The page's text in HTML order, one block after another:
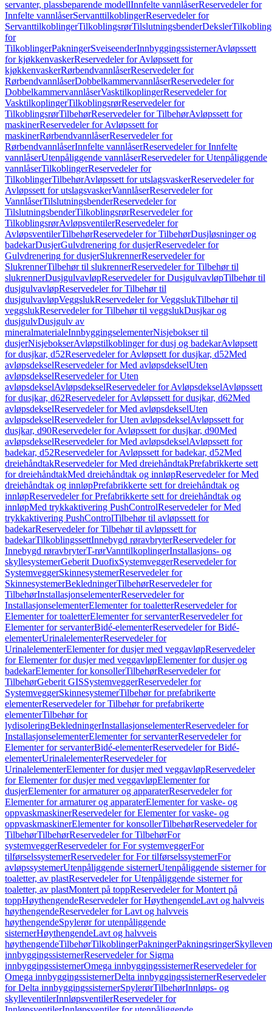
servanter, plassbeparende modellInnfelte vannlåserReservedeler for
Innfelte vannlåserServanttilkoblingerReservedeler for
ServanttilkoblingerTilkoblingsrørTilslutningsbenderDeksler
for
TilkoblingerPakningerSveiseenderInnbyggingssisternerAvløpssett
for kjøkkenvaskerReservedeler for Avløpssett for
kjøkkenvaskerRørbendvannlåserReservedeler for
RørbendvannlåserDobbelkammervannlåserReservedeler for
DobbelkammervannlåserVasktilkoplingerReservedeler for
VasktilkoplingerTilkoblingsrørReservedeler for
TilkoblingsrørTilbehørReservedeler for TilbehørAvløpssett for
maskinerReservedeler for Avløpssett for
maskinerRørbendvannlåserReservedeler for
RørbendvannlåserInnfelte vannlåserReservedeler for Innfelte
vannlåserUtenpåliggende vannlåserReservedeler for Utenpåliggende
vannlåserTilkoblingerReservedeler for
TilkoblingerTilbehørAvløpssett for utslagsvaskerReservedeler for
Avløpssett for utslagsvaskerVannlåserReservedeler for
VannlåserTilslutningsbenderReservedeler for
TilslutningsbenderTilkoblingsrørReservedeler for
TilkoblingsrørAvløpsventilerReservedeler for
AvløpsventilerTilbehørReservedeler for TilbehørDusjløsninger og
badekarDusjerGulvdrenering for dusjerReservedeler for
Gulvdrenering for dusjerSlukrennerReservedeler for
SlukrennerTilbehør til slukrennerReservedeler for Tilbehør til
slukrennerDusjgulvavløpReservedeler for DusjgulvavløpTilbehør til
dusjgulvavløpReservedeler for Tilbehør til
dusjgulvavløpVeggslukReservedeler for VeggslukTilbehør til
veggslukReservedeler for Tilbehør til veggslukDusjkar og
dusjgulvDusjgulv av
mineralmaterialeInnbyggingselementerNisjebokser til
dusjerNisjebokserAvløpstilkoblinger for dusj og badekarAvløpsett
for dusjkar, d52Reservedeler for Avløpsett for dusjkar, d52Med
avløpsdekselReservedeler for Med avløpsdekselUten
avløpsdekselReservedeler for Uten
avløpsdekselAvløpsdekselReservedeler for AvløpsdekselAvløpssett
for dusjkar, d62Reservedeler for Avløpssett for dusjkar, d62Med
avløpsdekselReservedeler for Med avløpsdekselUten
avløpsdekselReservedeler for Uten avløpsdekselAvløpssett for
dusjkar, d90Reservedeler for Avløpssett for dusjkar, d90Med
avløpsdekselReservedeler for Med avløpsdekselAvløpssett for
badekar, d52Reservedeler for Avløpssett for badekar, d52Med
dreiehåndtakReservedeler for Med dreiehåndtakPrefabrikkerte sett
for dreiehåndtakMed dreiehåndtak og innløpReservedeler for Med
dreiehåndtak og innløpPrefabrikkerte sett for dreiehåndtak og
innløpReservedeler for Prefabrikkerte sett for dreiehåndtak og
innløpMed trykkaktivering PushControlReservedeler for Med
trykkaktivering PushControlTilbehør til avløpssett for
badekarReservedeler for Tilbehør til avløpssett for
badekarTilkoblingssettInnebygd røravbryterReservedeler for
Innebygd røravbryterT-rørVanntilkoplingerInstallasjons- og
skyllesystemerGeberit DuofixSystemveggerReservedeler for
SystemveggerSkinnesystemerReservedeler for
SkinnesystemerBekledningerTilbehørReservedeler for
TilbehørInstallasjonselementerReservedeler for
InstallasjonselementerElementer for toaletterReservedeler for
Elementer for toaletterElementer for servanterReservedeler for
Elementer for servanterBidé-elementerReservedeler for Bidé-
elementerUrinalelementerReservedeler for
UrinalelementerElementer for dusjer med veggavløpReservedeler
for Elementer for dusjer med veggavløpElementer for dusjer og
badekarElementer for konsollerTilbehørReservedeler for
TilbehørGeberit GISSystemveggerReservedeler for
SystemveggerSkinnesystemerTilbehør for prefabrikerte
elementerReservedeler for Tilbehør for prefabrikerte
elementerTilbehør for
lydisoleringBekledningerInstallasjonselementerReservedeler for
InstallasjonselementerElementer for servanterReservedeler for
Elementer for servanterBidé-elementerReservedeler for Bidé-
elementerUrinalelementerReservedeler for
UrinalelementerElementer for dusjer med veggavløpReservedeler
for Elementer for dusjer med veggavløpElementer for
dusjerElementer for armaturer og apparaterReservedeler for
Elementer for armaturer og apparaterElementer for vaske- og
oppvaskmaskinerReservedeler for Elementer for vaske- og
oppvaskmaskinerElementer for konsollerTilbehørReservedeler for
TilbehørTilbehørReservedeler for TilbehørFor
systemveggerReservedeler for For systemveggerFor
tilførselssystemerReservedeler for For tilførselssystemerFor
avløpssystemerUtenpåliggende sisternerUtenpåliggende sisterner for
toaletter, av plastReservedeler for Utenpåliggende sisterner for
toaletter, av plastMontert på toppReservedeler for Montert på
toppHøythengendeReservedeler for HøythengendeLavt og halvveis
høythengendeReservedeler for Lavt og halvveis
høythengendeSpylerør for utenpåliggende
sisternerHøythengendeLavt og halvveis
høythengendeTilbehørTilkoblingerPakningerPakningsringer
innbyggingssisternerReservedeler for Sigma
innbyggingssisternerOmega innbyggingssisternerReservedeler for
Omega innbyggingssisternerDelta innbyggingssisternerReservedeler
for Delta innbyggingssisternerSpylerørTilbehørInnløps- og
skylleventilerInnløpsventilerReservedeler for